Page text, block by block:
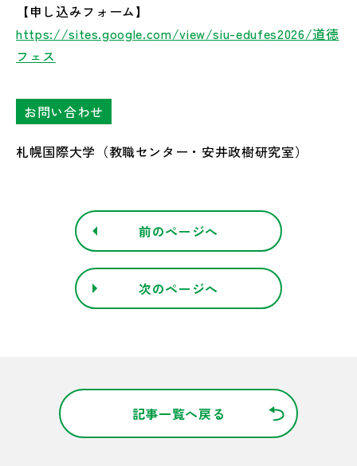
【申し込みフォーム】
https://sites.google.com/view/siu-edufes2026/道徳
フェス
お問い合わせ
札幌国際大学（教職センター・安井政樹研究室）
前のページへ
次のページへ
記事一覧へ戻る